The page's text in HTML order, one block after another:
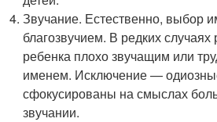
Звучание. Естественно, выбор
благозвучием. В редких
ребенка плохо звучащим или
именем. Исключение —
сфокусированы на смыслах
звучании.